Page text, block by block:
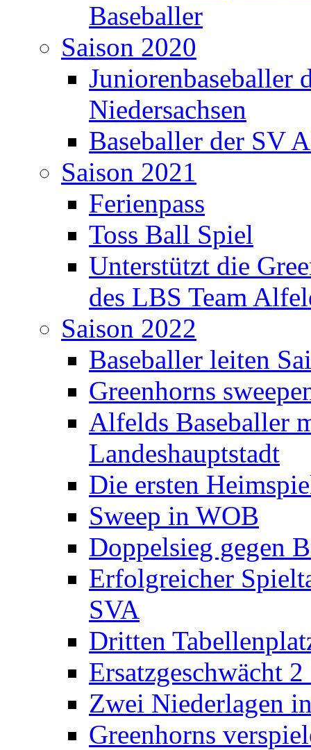
Baseballer
Saison 2020
Juniorenbaseballer
Niedersachsen
Baseballer der SV
Saison 2021
Ferienpass
Toss Ball Spiel
Unterstützt die
des LBS Team
Saison 2022
Baseballer leiten
Greenhorns
Alfelds Baseballer
Landeshauptstadt
Die ersten
Sweep in WOB
Doppelsieg gegen
Erfolgreicher
SVA
Dritten
Ersatzgeschwächt
Zwei Niederlagen
Greenhorns